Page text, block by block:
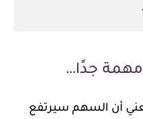
جدًا…
أن السهم سيرتفع